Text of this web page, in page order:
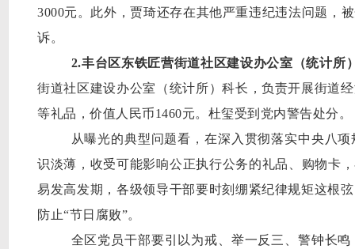
3000元。此外，贾琦还存在其他严重违纪违法问题，
诉。
2.丰台区东铁匠营街道社区建设办公室（统计所
街道社区建设办公室（统计所）科长，负责开展街道
等礼品，价值人民币1460元。杜玺受到党内警告处分。
从曝光的典型问题看 ，在深入贯彻落实中央八
识淡薄，收受可能影响公正执行公务的礼品、购物卡
易发高发期 ，各级领导干部要时刻绷紧纪律规矩这根
防止“节日腐败”。
全区党员干部要引以为戒 举一反三、 警钟长鸣